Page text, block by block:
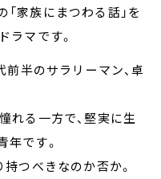
家族にまつわる話」を
ラマです。
半のサラリーマン、卓
れる一方で、堅実に生
です。
つべきなのか否か。